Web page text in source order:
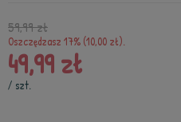
59,99 zł
Oszczędzasz 17% (10,00 zł).
49,99 zł
/ szt.